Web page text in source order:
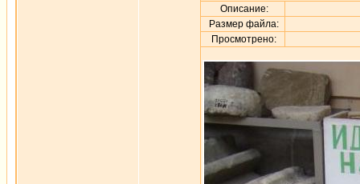
Описание:
Размер файла:
Просмотрено: